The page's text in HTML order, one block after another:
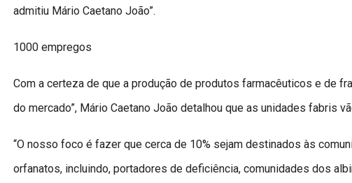
admitiu Mário Caetano João”.
1000 empregos
Com a certeza de que a produção de produtos farmacêuticos e de
do mercado”, Mário Caetano João detalhou que as unidades fabris
“O nosso foco é fazer que cerca de 10% sejam destinados às
orfanatos, incluindo, portadores de deficiência, comunidades dos